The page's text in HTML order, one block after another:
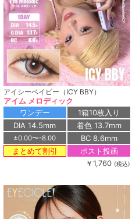
アイシーベイビー（ICY BBY）
アイム メロディック
ワンデー
1箱10枚入り
DIA 14.5mm
着色 13.7mm
±0.00〜-8.00
BC 8.6mm
まとめて割引
ポスト投函
￥1,760 (税込)